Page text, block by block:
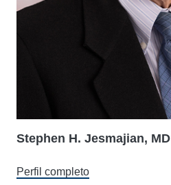
Stephen H. Jesmajian, MD
Perfil completo